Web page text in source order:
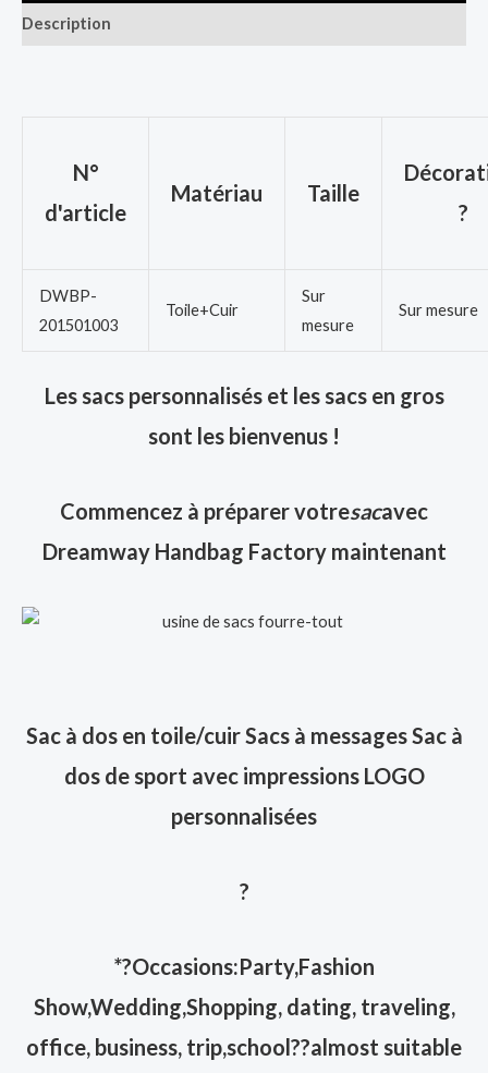
Description
N°
d'article
Matériau Taille
?
DWBP-
201501003
Toile+Cuir
Sur
mesure
Sur mesure
Les sacs personnalisés et les sacs en gros
sont les bienvenus !
Commencez à préparer votresacavec
Dreamway Handbag Factory maintenant
Sac à dos en toile/cuir Sacs à messages Sac à
dos de sport avec impressions LOGO
personnalisées
?
*?Occasions:Party,Fashion
Show,Wedding,Shopping, dating, traveling,
office, business, trip,school??almost suitable